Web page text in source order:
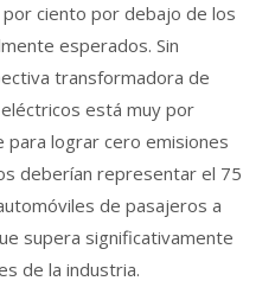
ciento por debajo de los
esperados. Sin
transformadora de
está muy por
lograr cero emisiones
deberían representar el 75
de pasajeros a
supera significativamente
de la industria.